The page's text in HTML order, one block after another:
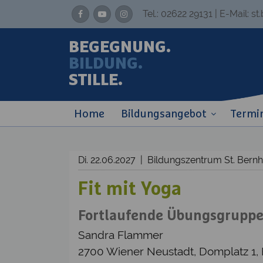
Tel.: 02622 29131 | E-Mail:
BEGEGNUNG.
BILDUNG.
STILLE.
Home Bildungsangebot
Di. 22.06.2027 | Bildungszentrum St.
Fit mit Yoga
Fortlaufende
Sandra Flammer
2700 Wiener Neustadt, Domplatz